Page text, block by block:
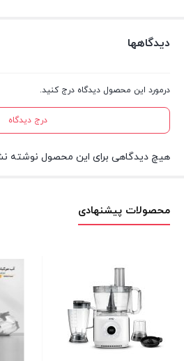
دیدگاهها
درمورد این محصول دیدگاه درج کنید.
درج دیدگاه
هیچ دیدگاهی برای این محصول نوشته
محصولات پیشنهادی